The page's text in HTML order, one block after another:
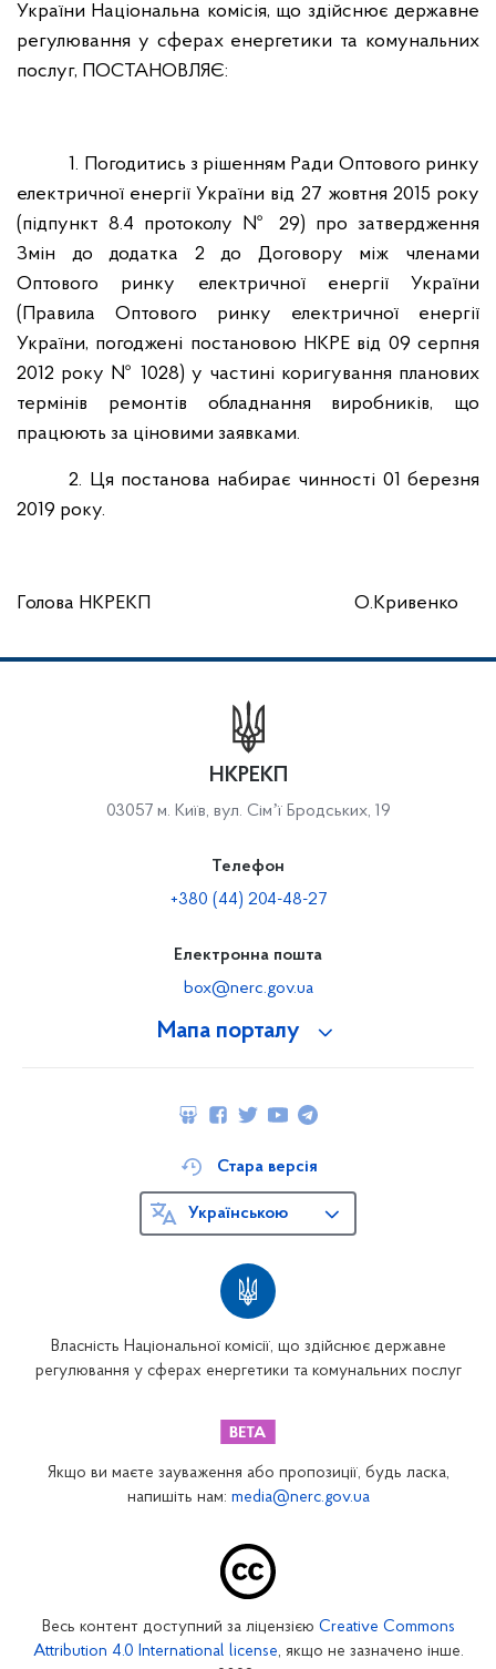
України Національна комісія, що здійснює державне
регулювання у сферах енергетики та комунальних
послуг, ПОСТАНОВЛЯЄ:
1. Погодитись з рішенням Ради Оптового ринку
електричної енергії України від 27 жовтня 2015 року
(підпункт 8.4 протоколу № 29) про затвердження
Змін до додатка 2 до Договору між членами
Оптового ринку електричної енергії України
(Правила Оптового ринку електричної енергії
України, погоджені постановою НКРЕ від 09 серпня
2012 року № 1028) у частині коригування планових
термінів ремонтів обладнання виробників, що
працюють за ціновими заявками.
2. Ця постанова набирає чинності 01 березня
2019 року.
Голова НКРЕКП О.Кривенко
Мапа порталу
НКРЕКП
03057 м. Київ, вул. Сімʼї Бродських, 19
Телефон
+380 (44) 204-48-27
Електронна пошта
box@nerc.gov.ua
Власність Національної комісії, що здійснює державне
регулювання у сферах енергетики та комунальних послуг
Стара версія
Українською
Якщо ви маєте зауваження або пропозиції, будь ласка,
напишіть нам: media@nerc.gov.ua
Весь контент доступний за ліцензією Creative Commons
Attribution 4.0 International license, якщо не зазначено інше.